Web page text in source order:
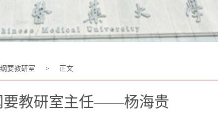
要教研室 > 正文
要教研室主任——杨海贵